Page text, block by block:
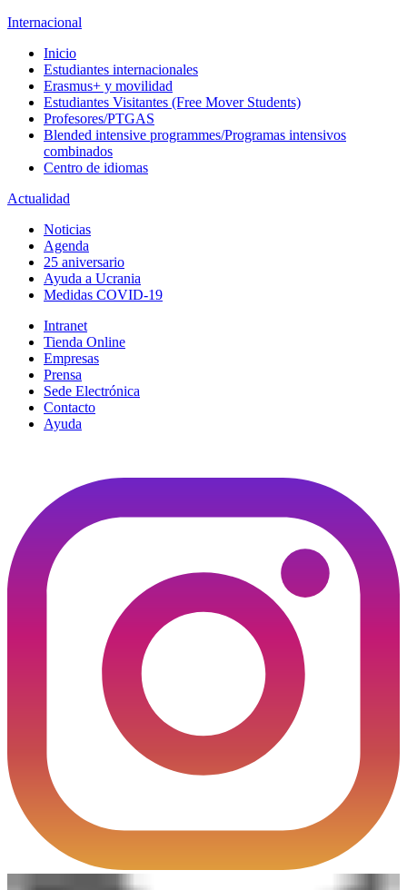
Internacional
Inicio
Estudiantes internacionales
Erasmus+ y movilidad
Estudiantes Visitantes (Free Mover Students)
Profesores/PTGAS
Blended intensive programmes/Programas intensivos
combinados
Centro de idiomas
Actualidad
Noticias
Agenda
25 aniversario
Ayuda a Ucrania
Medidas COVID-19
Intranet
Tienda Online
Empresas
Prensa
Sede Electrónica
Contacto
Ayuda